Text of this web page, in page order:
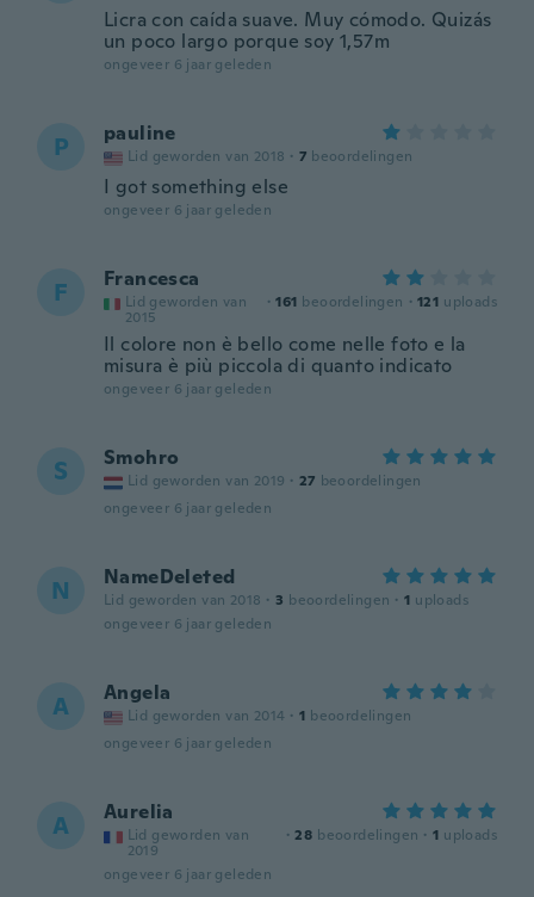
Licra con caída suave. Muy cómodo. Quizás
un poco largo porque soy 1,57m
ongeveer 6 jaar geleden
P pauline
Lid geworden van 2018 · 7 beoordelingen
I got something else
ongeveer 6 jaar geleden
F Francesca
Lid geworden van
2015
· 161 beoordelingen · 121 uploads
Il colore non è bello come nelle foto e la
misura è più piccola di quanto indicato
ongeveer 6 jaar geleden
S Smohro
Lid geworden van 2019 · 27 beoordelingen
ongeveer 6 jaar geleden
N NameDeleted
Lid geworden van 2018 · 3 beoordelingen · 1 uploads
ongeveer 6 jaar geleden
A Angela
Lid geworden van 2014 · 1 beoordelingen
ongeveer 6 jaar geleden
A Aurelia
Lid geworden van
2019
· 28 beoordelingen · 1 uploads
ongeveer 6 jaar geleden